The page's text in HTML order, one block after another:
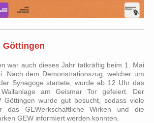
Göttingen
war auch dieses Jahr tatkräftig beim 1. Mai
Nach dem Demonstrationszug, welcher um
Synagoge startete, wurde ab 12 Uhr das
am Geismar Tor gefeiert. Der
Göttingen wurde gut besucht, sodass viele
das GEWerkschaftliche Wirken und die
GEW informiert werden konnten.